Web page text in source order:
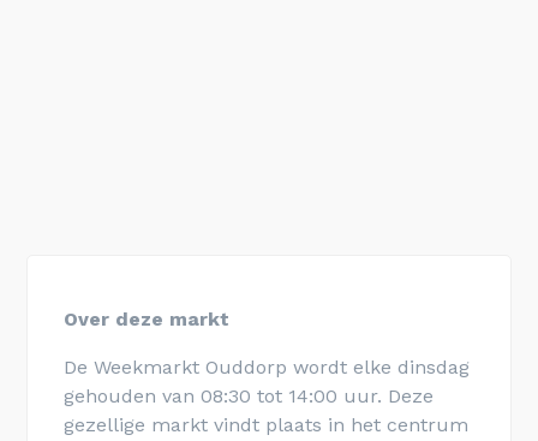
Over deze markt
De Weekmarkt Ouddorp wordt elke dinsdag
gehouden van 08:30 tot 14:00 uur. Deze
gezellige markt vindt plaats in het centrum